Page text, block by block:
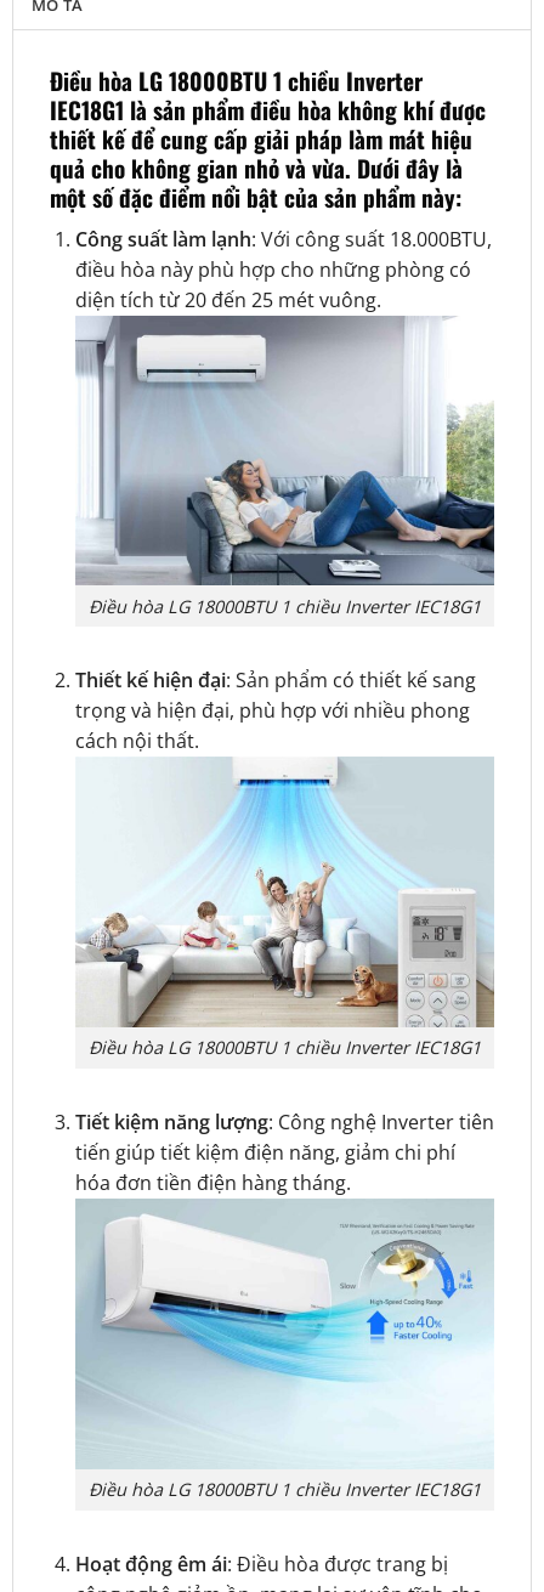
MÔ TẢ
Điều hòa LG 18000BTU 1 chiều Inverter
IEC18G1 là sản phẩm điều hòa không khí được
thiết kế để cung cấp giải pháp làm mát hiệu
quả cho không gian nhỏ và vừa. Dưới đây là
một số đặc điểm nổi bật của sản phẩm này:
Công suất làm lạnh: Với công suất 18.000BTU,
điều hòa này phù hợp cho những phòng có
diện tích từ 20 đến 25 mét vuông.
Điều hòa LG 18000BTU 1 chiều Inverter IEC18G1
Thiết kế hiện đại: Sản phẩm có thiết kế sang
trọng và hiện đại, phù hợp với nhiều phong
cách nội thất.
Điều hòa LG 18000BTU 1 chiều Inverter IEC18G1
Tiết kiệm năng lượng: Công nghệ Inverter tiên
tiến giúp tiết kiệm điện năng, giảm chi phí
hóa đơn tiền điện hàng tháng.
Điều hòa LG 18000BTU 1 chiều Inverter IEC18G1
Hoạt động êm ái: Điều hòa được trang bị